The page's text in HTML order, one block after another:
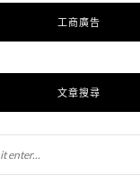
工商廣告
文章搜尋